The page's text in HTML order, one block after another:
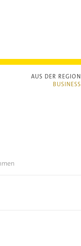
AUS DER REGION
BUSINESS